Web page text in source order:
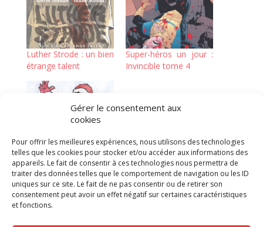
Gérer le consentement aux
cookies
Pour offrir les meilleures expériences, nous utilisons des technologies
telles que les cookies pour stocker et/ou accéder aux informations des
appareils. Le fait de consentir à ces technologies nous permettra de
traiter des données telles que le comportement de navigation ou les ID
uniques sur ce site. Le fait de ne pas consentir ou de retirer son
consentement peut avoir un effet négatif sur certaines caractéristiques
et fonctions.
Luther Strode : un bien
étrange talent
Super-héros un jour :
Invincible tome 4
Quelle BD offrir à Noël
2018 ?